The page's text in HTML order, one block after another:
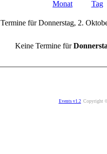
Termine für Donnerstag, 2.
Keine Termine für
Events v1.2 Copyright